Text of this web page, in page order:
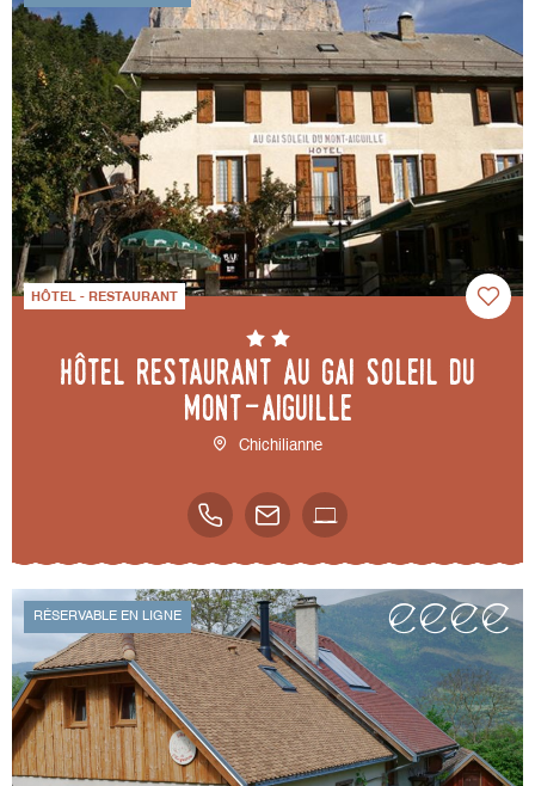
HÔTEL - RESTAURANT
Hôtel Restaurant au Gai Soleil du
Mont-Aiguille
Chichilianne
RÉSERVABLE EN LIGNE